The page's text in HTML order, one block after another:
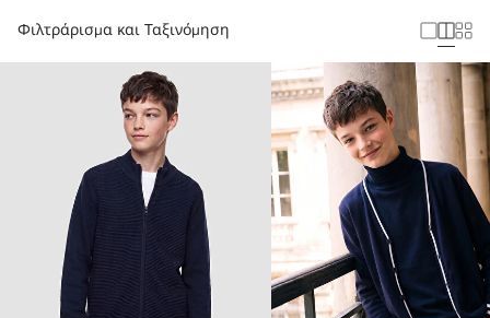
Φιλτράρισμα και Ταξινόμηση